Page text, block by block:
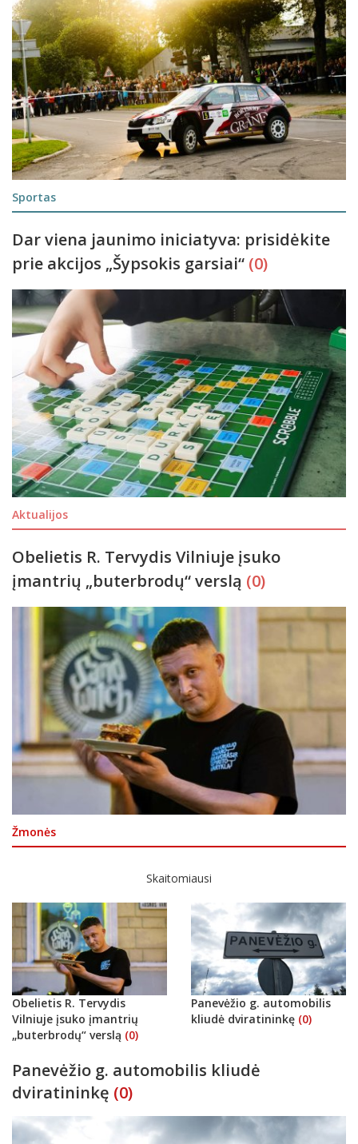
Sportas
Dar viena jaunimo iniciatyva: prisidėkite
prie akcijos „Šypsokis garsiai“ (0)
Aktualijos
Obelietis R. Tervydis Vilniuje įsuko
įmantrių „buterbrodų“ verslą (0)
Žmonės
Skaitomiausi
Obelietis R. Tervydis
Vilniuje įsuko įmantrių
„buterbrodų“ verslą (0)
Panevėžio g. automobilis
kliudė dviratininkę (0)
Panevėžio g. automobilis kliudė
dviratininkę (0)